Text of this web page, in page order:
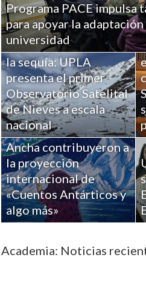
Programa PACE
para apoyar la
universidad
Ciencia para combatir
la sequía: UPLA
presenta el primer
Observatorio Satelital
de Nieves a escala
nacional
Académicos de la
Universidad de Playa
Ancha contribuyeron a
la proyección
internacional de
«Cuentos Antárticos y
algo más»
Academia: Noticias